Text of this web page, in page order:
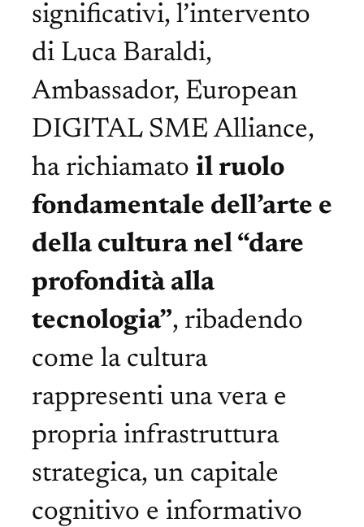
significativi, l’intervento
di Luca Baraldi,
Ambassador, European
DIGITAL SME Alliance,
ha richiamatoil ruolo
fondamentale dell’arte e
della cultura nel “dare
profondità alla
tecnologia”, ribadendo
come la cultura
rappresenti una vera e
propria infrastruttura
strategica, un capitale
cognitivo e informativo